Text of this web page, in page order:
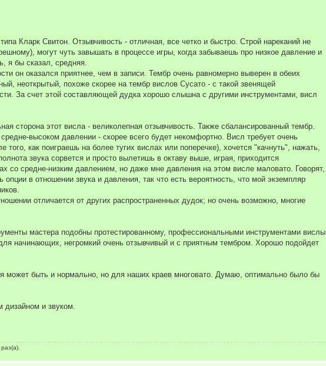
Кларк Свитон. Отзывчивость - отличная, все четко и быстро. Строй нареканий не
могут чуть завышать в процессе игры, когда забываешь про низкое давление и
я бы сказал, средняя.
он оказался приятнее, чем в записи. Тембр очень равномерно выверен в обеих
неоткрытый, похоже скорее на тембр вислов Сусато - с такой звенящей
За счет этой составляющей дудка хорошо слышна с другими инструментами, висл
сторона этот висла - великолепная отзывчивость. Также сбалансированный тембр.
высоком давлении - скорее всего будет некомфортно. Висл требует очень
как поиграешь на более тугих вислах или поперечке), хочется "качнуть", нажать,
звука сорвется и просто вылетишь в октаву выше, играя, приходится
со средне-низким давлением, но даже мне давления на этом висле маловато. Говорят,
в отношении звука и давления, так что есть вероятность, что мой экземпляр
отличается от других распространенных дудок; но очень возможно, многие
мастера подобны протестированному, профессиональными инструментами вислы
начинающих, негромкий очень отзывчивый и с приятным тембром. Хорошо подойдет
может быть и нормально, но для наших краев многовато. Думаю, оптимально было бы
и звуком.